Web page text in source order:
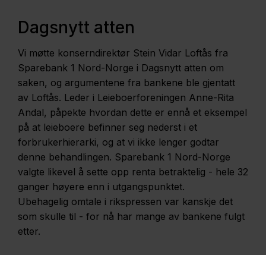
Dagsnytt atten
Vi møtte konserndirektør Stein Vidar Loftås fra
Sparebank 1 Nord-Norge i Dagsnytt atten om
saken, og argumentene fra bankene ble gjentatt
av Loftås. Leder i Leieboerforeningen Anne-Rita
Andal, påpekte hvordan dette er ennå et eksempel
på at leieboere befinner seg nederst i et
forbrukerhierarki, og at vi ikke lenger godtar
denne behandlingen. Sparebank 1 Nord-Norge
valgte likevel å sette opp renta betraktelig - hele 32
ganger høyere enn i utgangspunktet.
Ubehagelig omtale i rikspressen var kanskje det
som skulle til - for nå har mange av bankene fulgt
etter.